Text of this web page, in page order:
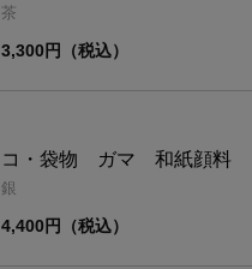
茶
3,300円（税込）
コ・袋物 ガマ 和紙顔料
銀
4,400円（税込）